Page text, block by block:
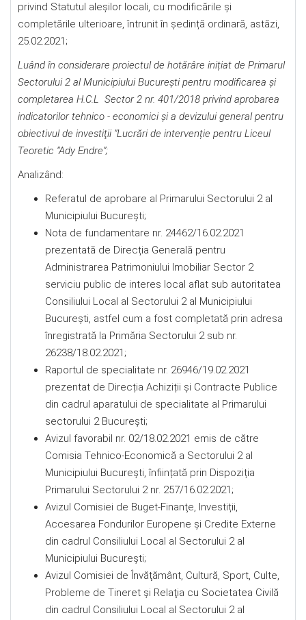
privind Statutul aleșilor locali, cu modificările şi
completările ulterioare, întrunit în ședință ordinară, astăzi,
25.02.2021;
Luând în considerare proiectul de hotărâre inițiat de Primarul
Sectorului 2 al Municipiului Bucureștipentru modificarea și
completarea H.C.L Sector 2 nr. 401/2018 privind aprobarea
indicatorilor tehnico - economici şi a devizului general pentru
obiectivul de investiţii ”Lucrări de intervenție pentru Liceul
Teoretic “Ady Endre”;
Analizând:
Referatul de aprobare al Primarului Sectorului 2 al
Municipiului București;
Nota de fundamentare nr. 24462/16.02.2021
prezentată de Direcția Generală pentru
Administrarea Patrimoniului Imobiliar Sector 2
serviciu public de interes local aflat sub autoritatea
Consiliului Local al Sectorului 2 al Municipiului
București, astfel cum a fost completată prin adresa
înregistrată la Primăria Sectorului 2 sub nr.
26238/18.02.2021;
Raportul de specialitate nr. 26946/19.02.2021
prezentat de Direcția Achiziții și Contracte Publice
din cadrul aparatului de specialitate al Primarului
sectorului 2 București;
Avizul favorabil nr. 02/18.02.2021 emis de către
Comisia Tehnico-Economică a Sectorului 2 al
Municipiului București, înființată prin Dispoziția
Primarului Sectorului 2 nr. 257/16.02.2021;
Avizul Comisiei de Buget-Finanţe, Investiții,
Accesarea Fondurilor Europene și Credite Externe
din cadrul Consiliului Local al Sectorului 2 al
Municipiului București;
Avizul Comisiei de Învăţământ, Cultură, Sport, Culte,
Probleme de Tineret şi Relaţia cu Societatea Civilă
din cadrul Consiliului Local al Sectorului 2 al